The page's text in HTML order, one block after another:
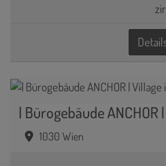
| Bürogebäude
1030 Wien